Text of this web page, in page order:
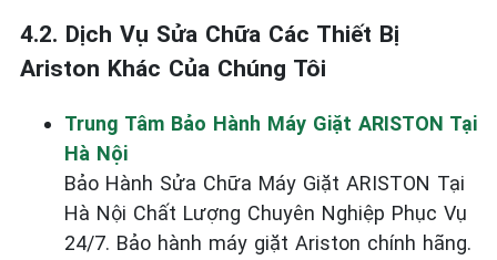
4.2. Dịch Vụ Sửa Chữa Các Thiết Bị
Ariston Khác Của Chúng Tôi
Trung Tâm Bảo Hành Máy Giặt ARISTON Tại
Hà Nội
Bảo Hành Sửa Chữa Máy Giặt ARISTON Tại
Hà Nội Chất Lượng Chuyên Nghiệp Phục Vụ
24/7. Bảo hành máy giặt Ariston chính hãng.